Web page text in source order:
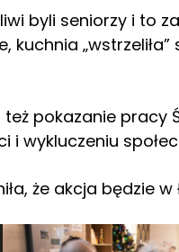
byli seniorzy i to
kuchnia
pokazanie pracy
i wykluczeniu
że akcja będzie